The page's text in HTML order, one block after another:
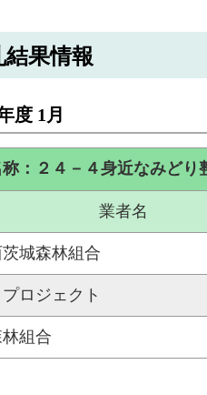
結果情報
度 1月
：２４－４身近なみどり
業者名
城森林組合
ロジェクト
組合